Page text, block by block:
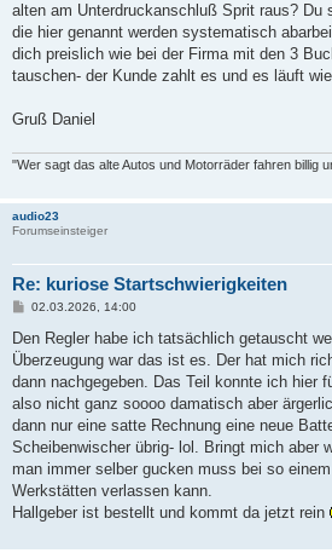
alten am Unterdruckanschluß Sprit raus? Du
die hier genannt werden systematisch
dich preislich wie bei der Firma mit den 3
tauschen- der Kunde zahlt es und es läuft
Gruß Daniel
"Wer sagt das alte Autos und Motorräder fahren billig
audio23
Forumseinsteiger
Re: kuriose Startschwierigkeiten
B
i
r
a
02.03.2026, 14:00
Den Regler habe ich tatsächlich getauscht
Überzeugung war das ist es. Der hat mich
dann nachgegeben. Das Teil konnte ich hier
also nicht ganz soooo damatisch aber
dann nur eine satte Rechnung eine neue
Scheibenwischer übrig- lol. Bringt mich aber
man immer selber gucken muss bei so
Werkstätten verlassen kann.
Hallgeber ist bestellt und kommt da jetzt rein